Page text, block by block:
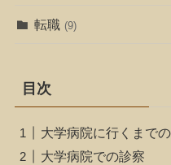
転職 (9)
目次
大学病院に行くまで
大学病院での診察